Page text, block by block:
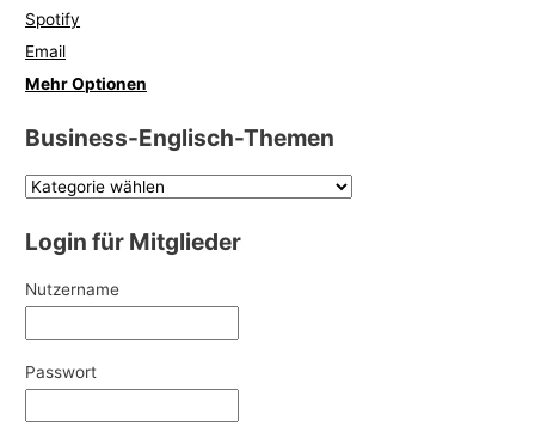
Spotify
Email
Mehr Optionen
Business-Englisch-Themen
Login für Mitglieder
Nutzername
Passwort